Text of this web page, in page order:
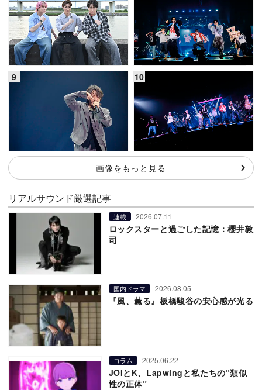
画像をもっと見る
リアルサウンド厳選記事
連載 2026.07.11
ロックスターと過ごした記憶：櫻井敦
司
国内ドラマ 2026.08.05
『風、薫る』板橋駿谷の安心感が光る
コラム 2025.06.22
JOIとK、Lapwingと私たちの“類似
性の正体”